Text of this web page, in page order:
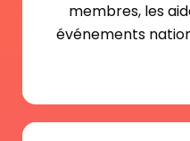
membres, les
événements